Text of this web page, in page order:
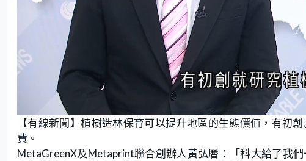
n
m
u
a
d
1
【有線新聞】植樹造林保育可以提升地區的生態價值，有初
費。
MetaGreenX及Metaprint聯合創辦人黃弘曆：「科大給了我